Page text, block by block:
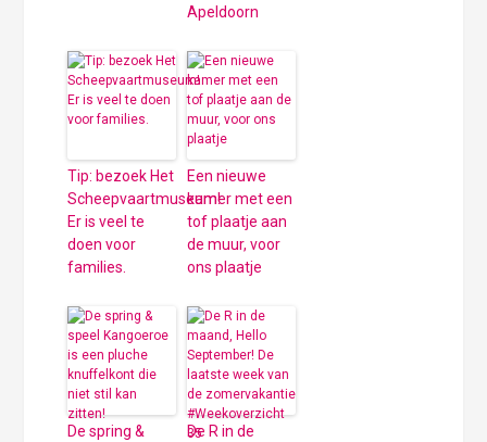
Apeldoorn
Tip: bezoek Het
Scheepvaartmuseum!
Er is veel te
doen voor
families.
Een nieuwe
kamer met een
tof plaatje aan
de muur, voor
ons plaatje
De spring &
De R in de